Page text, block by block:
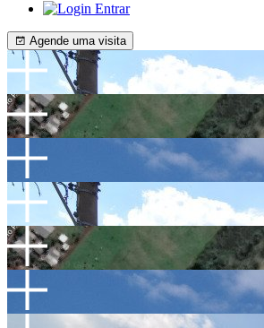
Entrar
Agende uma visita